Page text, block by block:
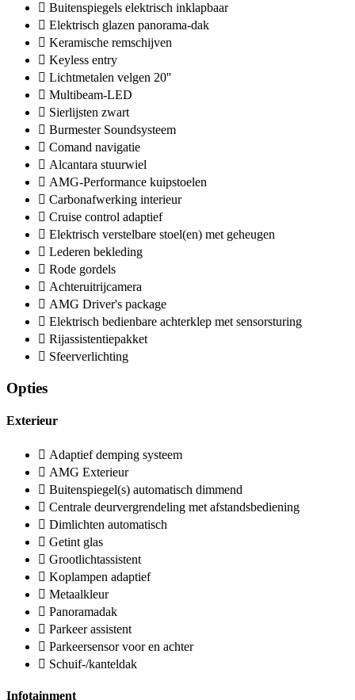
Buitenspiegels elektrisch inklapbaar
Elektrisch glazen panorama-dak
Keramische remschijven
Keyless entry
Lichtmetalen velgen 20''
Multibeam-LED
Sierlijsten zwart
Burmester Soundsysteem
Comand navigatie
Alcantara stuurwiel
AMG-Performance kuipstoelen
Carbonafwerking interieur
Cruise control adaptief
Elektrisch verstelbare stoel(en) met geheugen
Lederen bekleding
Rode gordels
Achteruitrijcamera
AMG Driver's package
Elektrisch bedienbare achterklep met sensorsturing
Rijassistentiepakket
Sfeerverlichting
Opties
Exterieur
Adaptief demping systeem
AMG Exterieur
Buitenspiegel(s) automatisch dimmend
Centrale deurvergrendeling met afstandsbediening
Dimlichten automatisch
Getint glas
Grootlichtassistent
Koplampen adaptief
Metaalkleur
Panoramadak
Parkeer assistent
Parkeersensor voor en achter
Schuif-/kanteldak
Infotainment